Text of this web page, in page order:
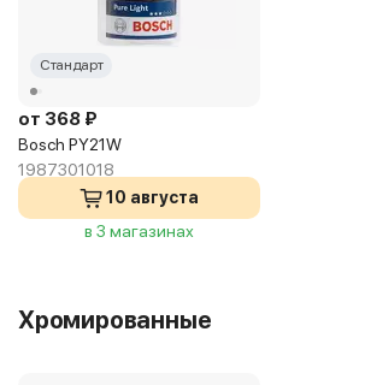
Стандарт
от 368 ₽
Bosch PY21W
1987301018
10 августа
в 3 магазинах
Хромированные